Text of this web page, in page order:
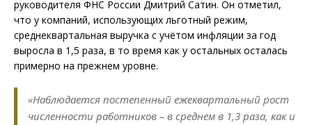
руководителя ФНС России Дмитрий Сатин. Он отметил,
что у компаний, использующих льготный режим,
среднеквартальная выручка с учётом инфляции за год
выросла в 1,5 раза, в то время как у остальных осталась
примерно на прежнем уровне.
«Наблюдается постепенный ежеквартальный рост
численности работников – в среднем в 1,3 раза, как и